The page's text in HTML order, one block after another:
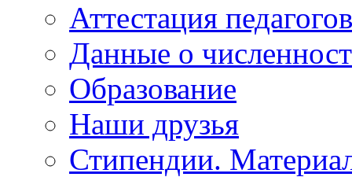
Аттестация педагогов
Данные о
Образование
Наши друзья
Стипендии.